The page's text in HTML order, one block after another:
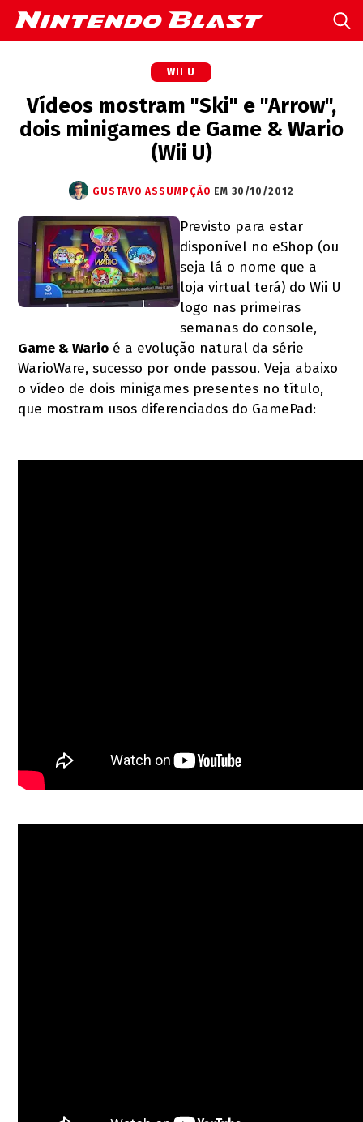
WII U
Vídeos mostram "Ski" e "Arrow",
dois minigames de Game & Wario
(Wii U)
GUSTAVO ASSUMPÇÃO EM 30/10/2012
Previsto para estar
disponível no eShop (ou
seja lá o nome que a
loja virtual terá) do Wii U
logo nas primeiras
semanas do console,
Game & Wario é a evolução natural da série
WarioWare, sucesso por onde passou. Veja abaixo
o vídeo de dois minigames presentes no título,
que mostram usos diferenciados do GamePad: